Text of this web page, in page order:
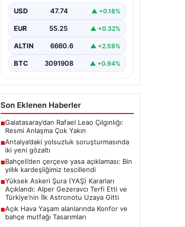
USD 47.74 ▲ +0.18%
EUR 55.25 ▲ +0.32%
ALTIN 6660.6 ▲ +2.59%
BTC 3091908 ▲ +0.94%
Son Eklenen Haberler
■Galatasaray’dan Rafael Leao Çılgınlığı:
Resmi Anlaşma Çok Yakın
■Antalya’daki yolsuzluk soruşturmasında
iki yeni gözaltı
■Bahçeli’den çerçeve yasa açıklaması: Bin
yıllık kardeşliğimiz tescillendi
■Yüksek Askeri Şura (YAŞ) Kararları
Açıklandı: Alper Gezeravcı Terfi Etti ve
Türkiye’nin İlk Astronotu Uzaya Gitti
■Açık Hava Yaşam alanlarında Konfor ve
bahçe mutfağı Tasarımları